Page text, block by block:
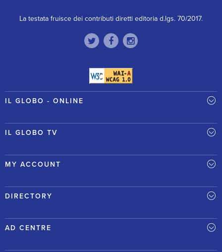
La testata fruisce dei contributi diretti editoria d.lgs. 70/2017.
IL GLOBO - ONLINE
IL GLOBO TV
MY ACCOUNT
DIRECTORY
AD CENTRE